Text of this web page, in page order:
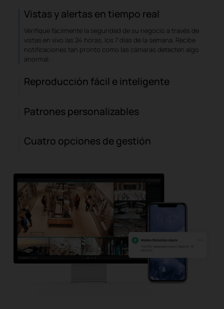
Vistas y alertas en tiempo real
Verifique fácilmente la seguridad de su negocio a través de
vistas en vivo las 24 horas, los 7 días de la semana. Recibe
notificaciones tan pronto como las cámaras detecten algo
anormal.
Reproducción fácil e inteligente
Patrones personalizables
Cuatro opciones de gestión